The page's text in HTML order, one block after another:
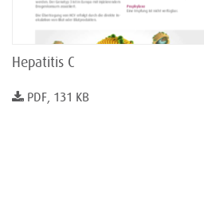
Hepatitis C
PDF, 131 KB